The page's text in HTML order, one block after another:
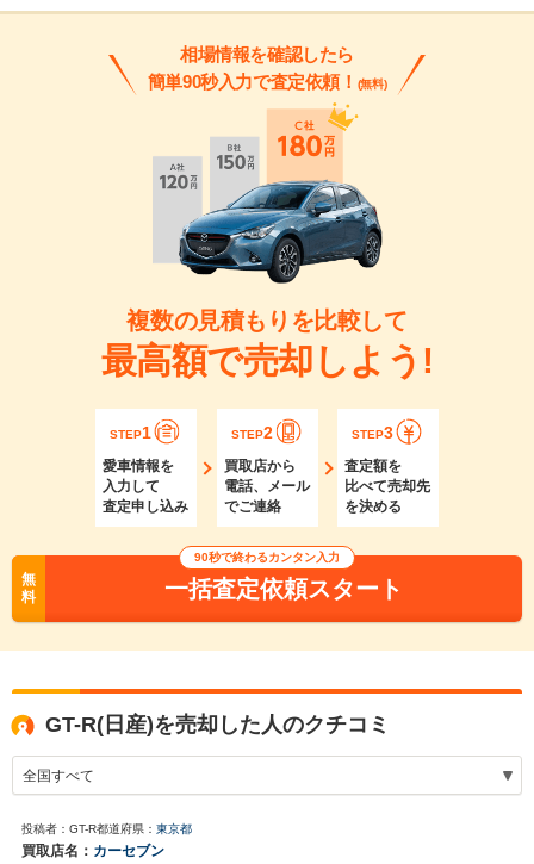
相場情報を確認したら
簡単90秒入力で査定依頼！ (無料)
複数の見積もりを比較して
最高額で売却しよう!
STEP1
愛車情報を
入力して
査定申し込み
STEP2
買取店から
電話、メール
でご連絡
STEP3
査定額を
比べて売却先
を決める
無
料
90秒で終わるカンタン入力
一括査定依頼スタート
GT-R(日産)を売却した人のクチコミ
投稿者：GT-R都道府県： 東京都
買取店名： カーセブン